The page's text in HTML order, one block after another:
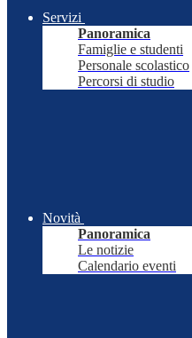
Servizi
Panoramica
Famiglie e studenti
Personale scolastico
Percorsi di studio
Novità
Panoramica
Le notizie
Calendario eventi